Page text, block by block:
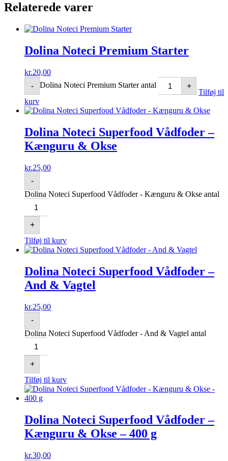
Relaterede varer
Dolina Noteci Premium Starter
kr.20,00
-
Dolina Noteci Premium Starter antal +
Tilføj til
kurv
Dolina Noteci Superfood Vådfoder –
Kænguru & Okse
kr.25,00
-
Dolina Noteci Superfood Vådfoder - Kænguru & Okse antal
+
Tilføj til kurv
Dolina Noteci Superfood Vådfoder –
And & Vagtel
kr.25,00
-
Dolina Noteci Superfood Vådfoder - And & Vagtel antal
+
Tilføj til kurv
Dolina Noteci Superfood Vådfoder –
Kænguru & Okse – 400 g
kr.30,00